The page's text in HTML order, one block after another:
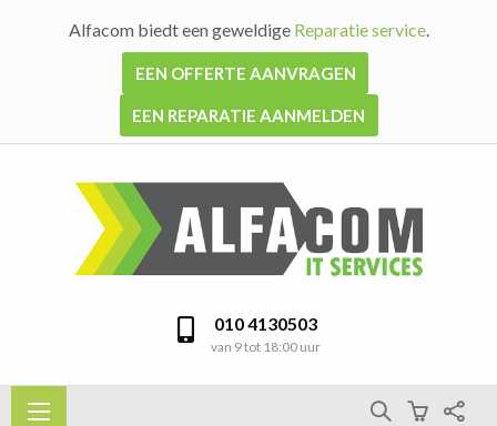
Alfacom biedt een geweldige Reparatie service.
EEN OFFERTE AANVRAGEN
EEN REPARATIE AANMELDEN
010 4130503
van 9 tot 18:00 uur